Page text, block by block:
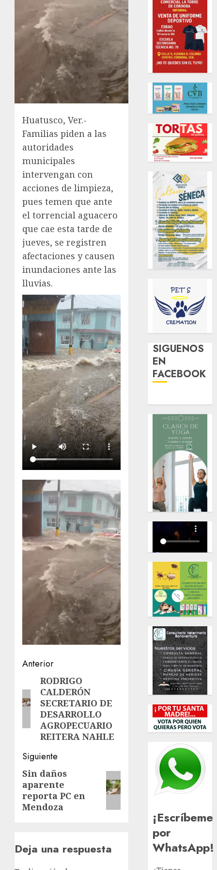
Huatusco, Ver.-
Familias piden a las
autoridades
municipales
intervengan con
acciones de limpieza,
pues temen que ante
el torrencial aguacero
que cae esta tarde de
jueves, se registren
afectaciones y causen
inundaciones ante las
lluvias.
Navegación
entradas
Anterior
Entrada
anterior:
RODRIGO
CALDERÓN
SECRETARIO DE
DESARROLLO
AGROPECUARIO
REITERA NAHLE
Siguiente
Siguiente
entrada:
Sin daños
aparente
reporta PC en
Mendoza
Deja una respuesta
SIGUENOS
EN
FACEBOOK
¡Escríbeme
por
WhatsApp!